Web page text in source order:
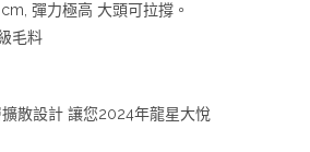
彈力極高 大頭可拉撐。
毛料
散設計 讓您2024年龍星大悅